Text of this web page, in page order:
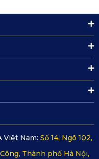
màu đen ghế hàng 2
Việt Nam: Số 14, Ngõ 102,
Thành phố Hà Nội,